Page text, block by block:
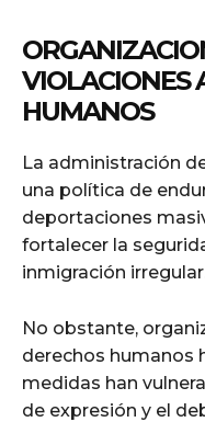
VIOLACIONES
HUMANOS
La administración
una política de
deportaciones
fortalecer la
inmigración
No obstante,
derechos humanos
medidas han
de expresión y el